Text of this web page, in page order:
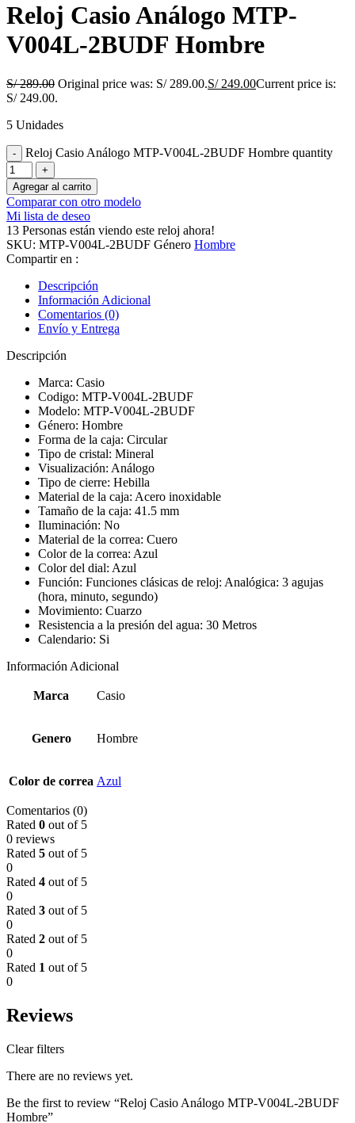
Reloj Casio Análogo MTP-
V004L-2BUDF Hombre
S/289.00 Original price was: S/ 289.00.S/249.00Current price is:
S/ 249.00.
5 Unidades
Reloj Casio Análogo MTP-V004L-2BUDF Hombre quantity
Agregar al carrito
Comparar con otro modelo
Mi lista de deseo
13 Personas están viendo este reloj ahora!
SKU: MTP-V004L-2BUDF Género Hombre
Compartir en :
Descripción
Información Adicional
Comentarios (0)
Envío y Entrega
Descripción
Marca: Casio
Codigo: MTP-V004L-2BUDF
Modelo: MTP-V004L-2BUDF
Género: Hombre
Forma de la caja: Circular
Tipo de cristal: Mineral
Visualización: Análogo
Tipo de cierre: Hebilla
Material de la caja: Acero inoxidable
Tamaño de la caja: 41.5 mm
Iluminación: No
Material de la correa: Cuero
Color de la correa: Azul
Color del dial: Azul
Función: Funciones clásicas de reloj: Analógica: 3 agujas
(hora, minuto, segundo)
Movimiento: Cuarzo
Resistencia a la presión del agua: 30 Metros
Calendario: Si
Información Adicional
Marca Casio
Genero Hombre
Color de correa Azul
Comentarios (0)
Rated 0 out of 5
0 reviews
Rated 5 out of 5
0
Rated 4 out of 5
0
Rated 3 out of 5
0
Rated 2 out of 5
0
Rated 1 out of 5
0
Reviews
Clear filters
There are no reviews yet.
Be the first to review “Reloj Casio Análogo MTP-V004L-2BUDF
Hombre”